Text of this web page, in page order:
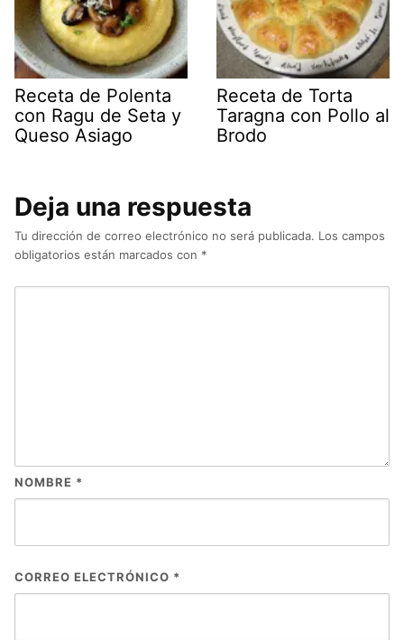
Receta de Polenta
con Ragu de Seta y
Queso Asiago
Receta de Torta
Taragna con Pollo al
Brodo
Deja una respuesta
Tu dirección de correo electrónico no será publicada. Los campos
obligatorios están marcados con *
NOMBRE *
CORREO ELECTRÓNICO *